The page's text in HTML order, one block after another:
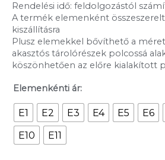
Rendelési idő: feldolgozástól
A termék elemenként
kiszállításra
Plusz elemekkel bővíthető a
akasztós tárolórészek polcossá
köszönhetően az előre kialakított
Elemenkénti ár:
E1 E2 E3 E4 E5 E6
E10
E11